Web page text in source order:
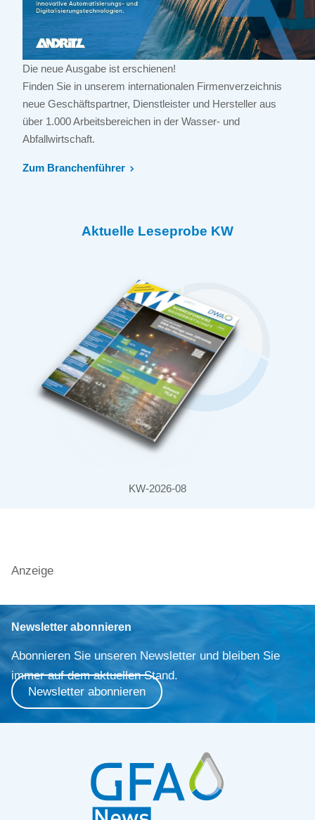
Die neue Ausgabe ist erschienen!
Finden Sie in unserem internationalen Firmenverzeichnis
neue Geschäftspartner, Dienstleister und Hersteller aus
über 1.000 Arbeitsbereichen in der Wasser- und
Abfallwirtschaft.
Zum Branchenführer
Aktuelle Leseprobe KW
KW-2026-08
Anzeige
Newsletter abonnieren
Abonnieren Sie unseren Newsletter und bleiben Sie
immer auf dem aktuellen Stand.
Newsletter abonnieren